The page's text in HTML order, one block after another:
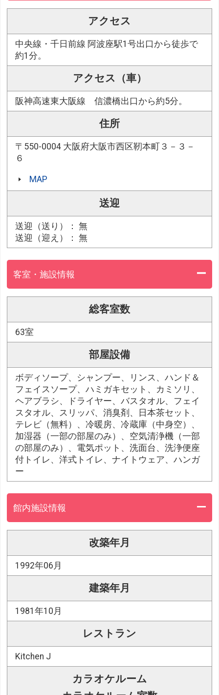
アクセス
中央線・千日前線 阿波座駅1号出口から徒歩で
約1分。
アクセス（車）
阪神高速東大阪線 信濃橋出口から約5分。
住所
〒550-0004 大阪府大阪市西区靭本町３－３－
６
MAP
送迎
送迎（送り）： 無
送迎（迎え）： 無
客室・施設情報
総客室数
63室
部屋設備
ボディソープ、シャンプー、リンス、ハンド＆
フェイスソープ、ハミガキセット、カミソリ、
ヘアブラシ、ドライヤー、バスタオル、フェイ
スタオル、スリッパ、消臭剤、日本茶セット、
テレビ（無料）、冷暖房、冷蔵庫（中身空）、
加湿器（一部の部屋のみ）、空気清浄機（一部
の部屋のみ）、電気ポット、洗面台、洗浄便座
付トイレ、洋式トイレ、ナイトウェア、ハンガ
ー
館内施設情報
改築年月
1992年06月
建築年月
1981年10月
レストラン
Kitchen J
カラオケルーム